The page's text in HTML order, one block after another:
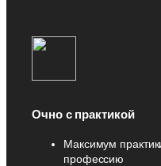
Очно с практикой
Максимум
профессию